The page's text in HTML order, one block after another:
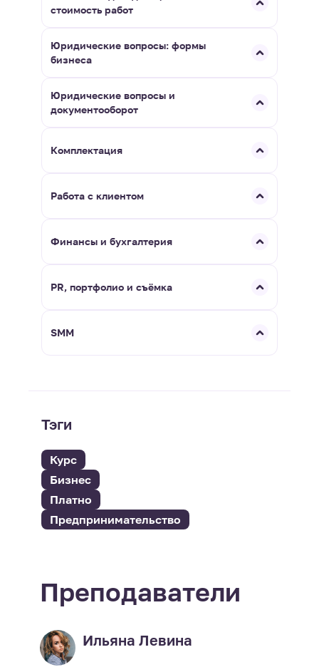
стоимость работ
Юридические вопросы: формы
бизнеса
Юридические вопросы и
документооборот
Комплектация
Работа с клиентом
Финансы и бухгалтерия
PR, портфолио и съёмка
SMM
Тэги
Курс
Бизнес
Платно
Предпринимательство
Преподаватели
Ильяна Левина